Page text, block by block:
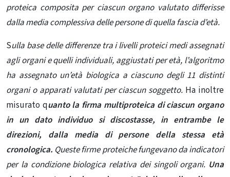
proteica composita per ciascun organo valutato differisse
dalla media complessiva delle persone di quella fascia d’età.
Sulla base delle differenze tra i livelli proteici medi assegnati
agli organi e quelli individuali, aggiustati per età, l’algoritmo
ha assegnato un’età biologica a ciascuno degli 11 distinti
organi o apparati valutati per ciascun soggetto. Ha inoltre
misurato quanto la firma multiproteica di ciascun organo
in un dato individuo si discostasse, in entrambe le
direzioni, dalla media di persone della stessa età
cronologica. Queste firme proteiche fungevano da indicatori
per la condizione biologica relativa dei singoli organi. Una